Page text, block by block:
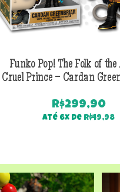
Funko Pop! The Folk of the
Cruel Prince – Cardan
R$299,90
Até 6x de R$49,98